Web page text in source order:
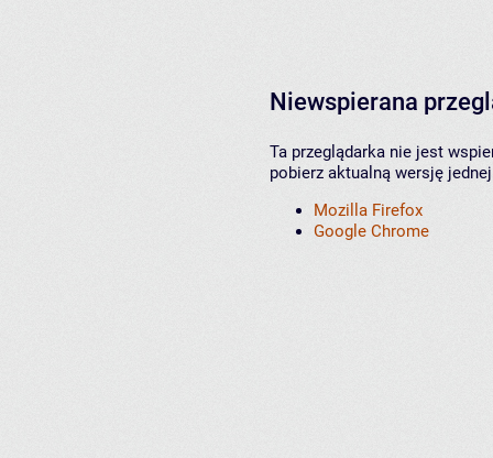
Niewspierana
Ta przeglądarka nie jest
pobierz aktualną wersję
Mozilla Firefox
Google Chrome